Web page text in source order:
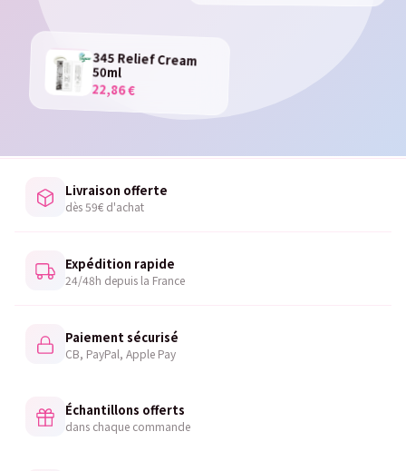
345 Relief Cream
50ml
22,86 €
Livraison offerte
dès 59€ d'achat
Expédition rapide
24/48h depuis la France
Paiement sécurisé
CB, PayPal, Apple Pay
Échantillons offerts
dans chaque commande